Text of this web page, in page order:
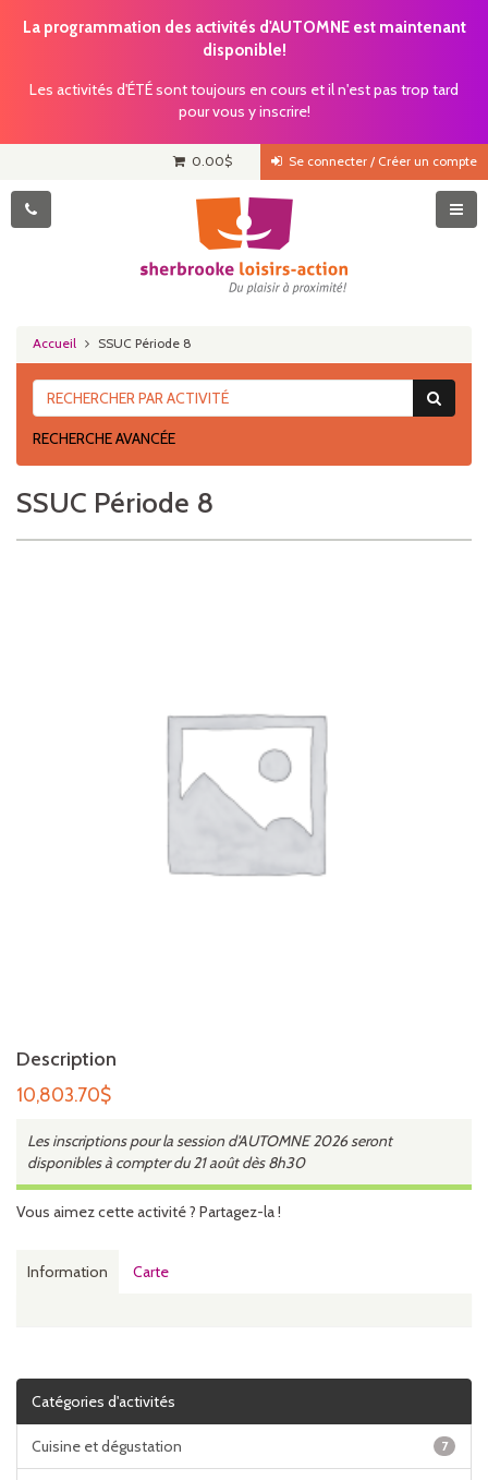
La programmation des activités d'AUTOMNE est maintenant
disponible!
Les activités d'ÉTÉ sont toujours en cours et il n'est pas trop tard
pour vous y inscrire!
Se connecter / Créer un compte
0.00$
Accueil SSUC Période 8
RECHERCHE AVANCÉE
SSUC Période 8
Description
10,803.70$
Les inscriptions pour la session d'AUTOMNE 2026 seront
disponibles à compter du 21 août dès 8h30
Vous aimez cette activité ? Partagez-la !
Information Carte
Catégories d'activités
Cuisine et dégustation 7